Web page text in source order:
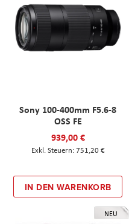
Sony 100-400mm F5.6-8
OSS FE
939,00 €
751,20 €
IN DEN WARENKORB
NEU